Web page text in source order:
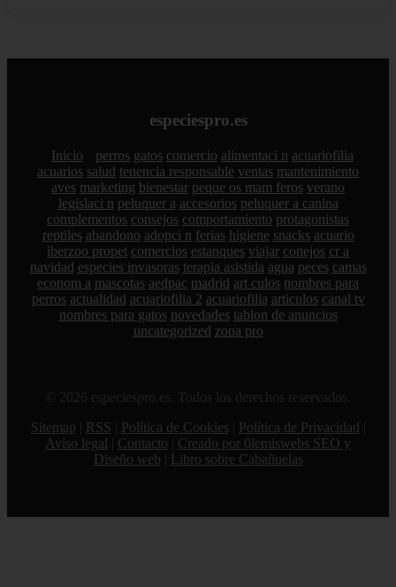
especiespro.es
Inicio perros gatos comercio alimentaci n acuariofilia
acuarios salud tenencia responsable ventas mantenimiento
aves marketing bienestar peque os mam feros verano
legislaci n peluquer a accesorios peluquer a canina
complementos consejos comportamiento protagonistas
reptiles abandono adopci n ferias higiene snacks acuario
iberzoo propet comercios estanques viajar conejos cr a
navidad especies invasoras terapia asistida agua peces camas
econom a mascotas aedpac madrid art culos nombres para
perros actualidad acuariofilia 2 acuariofilia articulos canal tv
nombres para gatos novedades tablon de anuncios
uncategorized zona pro
© 2026 especiespro.es. Todos los derechos reservados.
Sitemap
RSS Política de Cookies Política de Privacidad
Aviso legal
Contacto
Creado por 0lemiswebs SEO y
Diseño web
Libro sobre Cabañuelas